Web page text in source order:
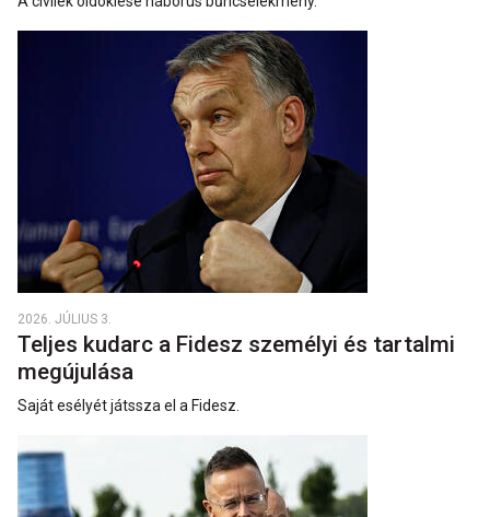
2026. JÚLIUS 3.
Teljes kudarc a Fidesz személyi és tartalmi
megújulása
Saját esélyét játssza el a Fidesz.